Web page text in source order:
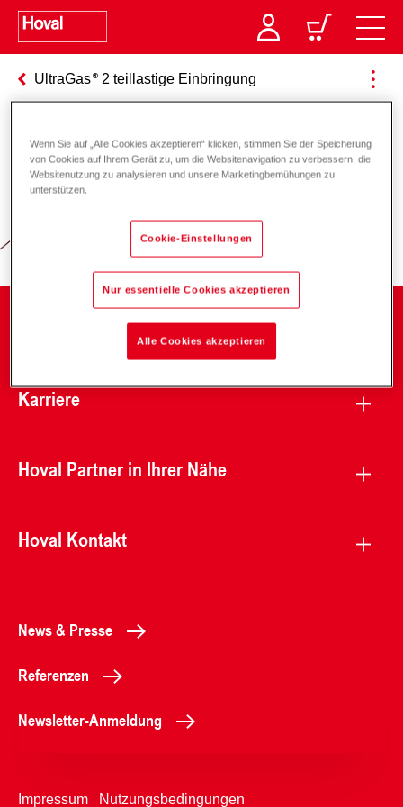
UltraGas 2 teillastige Einbringung
Verantwortung für Energie und
Karriere
Hoval Partner in Ihrer Nähe
Hoval Kontakt
News & Presse
Referenzen
Newsletter-Anmeldung
Impressum Nutzungsbedingungen
Wenn Sie auf „Alle Cookies akzeptieren“ klicken, stimmen Sie der Speicherung
von Cookies auf Ihrem Gerät zu, um die Websitenavigation zu verbessern, die
Websitenutzung zu analysieren und unsere Marketingbemühungen zu
unterstützen.
Cookie-Einstellungen
Nur essentielle Cookies akzeptieren
Alle Cookies akzeptieren